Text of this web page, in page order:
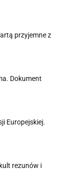
przyjemne z
Dokument
Europejskiej.
rezunów i